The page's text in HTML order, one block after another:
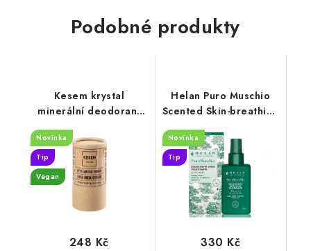
Podobné produkty
Kesem krystal
minerální deodorant
Novinka
Tip
Vegan
248 Kč
Helan Puro Muschio
Scented Skin-breathing
Spray Deodorant 100
ml
Novinka
Tip
330 Kč